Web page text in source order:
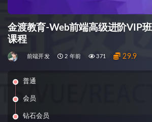
金渡教育-Web前端高级进阶VIP
课程
前端开发 2 年前 371 29.9
普通
会员
钻石会员